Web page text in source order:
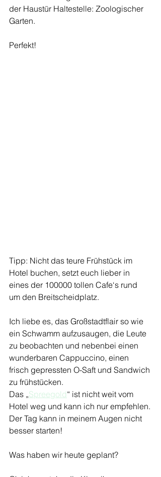
der Haustür Haltestelle: Zoologischer
Garten.
Perfekt!
Tipp: Nicht das teure Frühstück im
Hotel buchen, setzt euch lieber in
eines der 100000 tollen Cafe‘s rund
um den Breitscheidplatz.
Ich liebe es, das Großstadtflair so wie
ein Schwamm aufzusaugen, die Leute
zu beobachten und nebenbei einen
wunderbaren Cappuccino, einen
frisch gepressten O-Saft und Sandwich
zu frühstücken.
Das „Spreegold“ ist nicht weit vom
Hotel weg und kann ich nur empfehlen.
Der Tag kann in meinem Augen nicht
besser starten!
Was haben wir heute geplant?